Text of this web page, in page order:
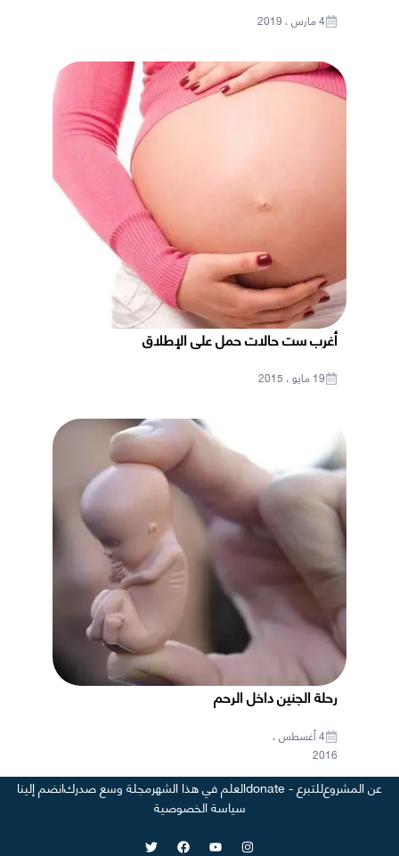
4 مارس ، 2019
أغرب ست حالات حمل على الإطلاق
19 مايو ، 2015
رحلة الجنين داخل الرحم
4 أغسطس ،
2016
عن المشروعللتبرع - donate العلم في هذا الشهرمجلة وسع صدركانضم إلينا
سياسة الخصوصية